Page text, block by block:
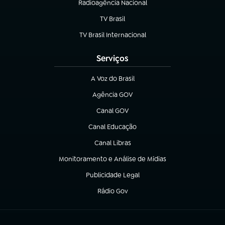
Radioagência Nacional
(abre em nova aba)
TV Brasil
(abre em nova aba)
TV Brasil Internacional
(abre em nova aba)
Serviços
A Voz do Brasil
(abre em nova aba)
Agência GOV
(abre em nova aba)
Canal GOV
(abre em nova aba)
Canal Educação
(abre em nova aba)
Canal Libras
(abre em nova aba)
Monitoramento e Análise de Mídias
(abre em nova aba)
Publicidade Legal
(abre em nova aba)
Rádio Gov
(abre em nova aba)